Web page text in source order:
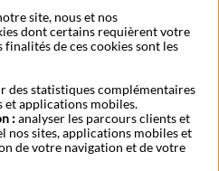
PersonnelFiliales et partenaires
Actualiser vos informations
Coordonnées Centres Financiers
Actualités réglementaires CGU
systèmes d'exploitation
Lexique Aide et accessibilité
conforme Espace candidature
et d'Investissement
site, nous et nos
dont certains requièrent votre
de ces cookies sont les
des statistiques complémentaires
et applications mobiles.
:analyser les parcours clients et
nos sites, applications mobiles et
de votre navigation et de votre